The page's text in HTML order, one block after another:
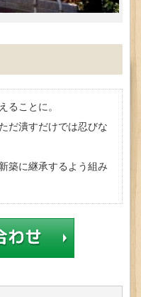
ることに。
だ潰すだけでは忍びな
築に継承するよう組み